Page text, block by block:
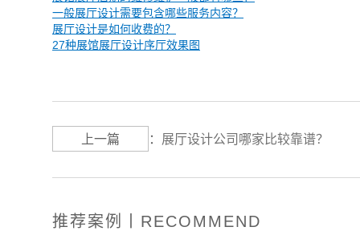
一般展厅设计需要包含哪些服务内容？
展厅设计是如何收费的？
27种展馆展厅设计序厅效果图
上一篇 ： 展厅设计公司哪家比较靠谱？
推荐案例丨RECOMMEND